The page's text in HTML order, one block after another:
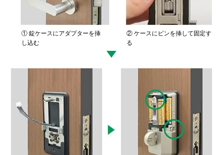
① 錠ケースにアダプターを挿
し込む
② ケースにピンを挿して固定す
る